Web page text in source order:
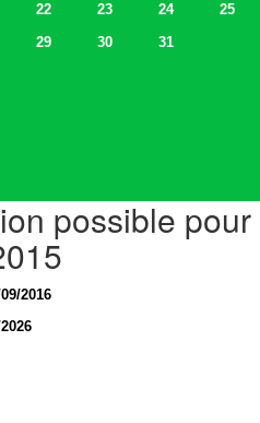
22 23 24
25
29 30 31
possible pour
2016